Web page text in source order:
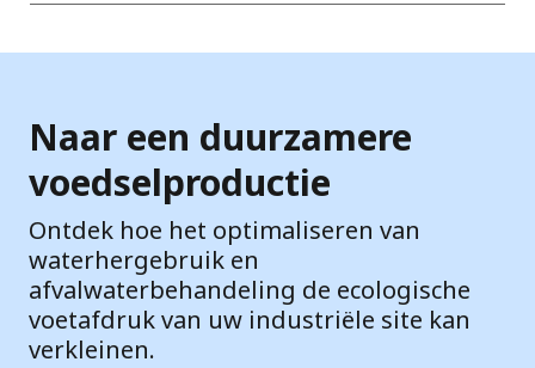
Naar een duurzamere
voedselproductie
Ontdek hoe het optimaliseren van
waterhergebruik en
afvalwaterbehandeling de ecologische
voetafdruk van uw industriële site kan
verkleinen.